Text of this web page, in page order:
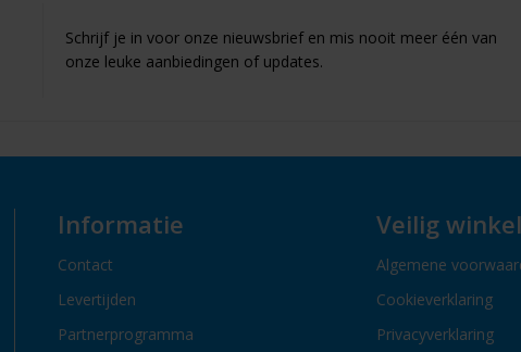
Schrijf je in voor onze nieuwsbrief en mis nooit meer één van
onze leuke aanbiedingen of updates.
Informatie
Contact
Levertijden
Partnerprogramma
Veilig
Algemene
Cookieverklaring
Privacyverklaring